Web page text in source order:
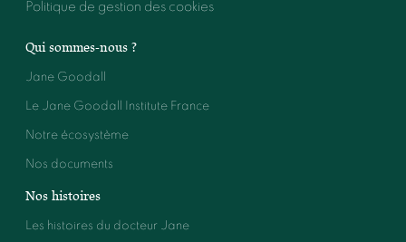
Politique de gestion des cookies
Qui sommes-nous ?
Jane Goodall
Le Jane Goodall Institute France
Notre écosystème
Nos documents
Nos histoires
Les histoires du docteur Jane